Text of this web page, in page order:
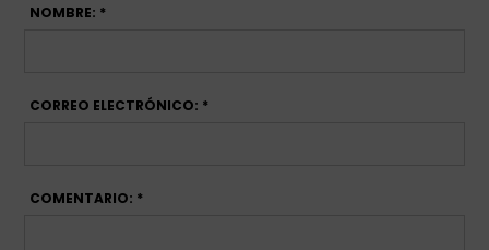
NOMBRE: *
CORREO ELECTRÓNICO: *
COMENTARIO: *